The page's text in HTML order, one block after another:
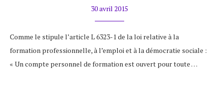
30 avril 2015
Comme le stipule l’article L 6323-1 de la loi relative à la
formation professionnelle, à l’emploi et à la démocratie sociale :
« Un compte personnel de formation est ouvert pour toute …